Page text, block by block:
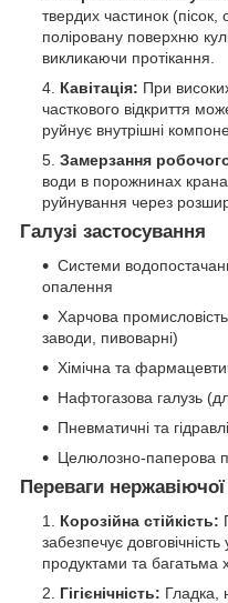
твердих частинок
поліровану поверхню
викликаючи протікання.
Кавітація: При
часткового відкриття
руйнує внутрішні
Замерзання
води в порожнинах
руйнування через
Галузі застосування
Системи
опалення
Харчова
заводи, пивоварні)
Хімічна та
Нафтогазова галузь
Пневматичні та
Целюлозно-паперова
Переваги нержавіючої
Корозійна стійкість:
забезпечує
продуктами та багатьма
Гігієнічність: Гладка,